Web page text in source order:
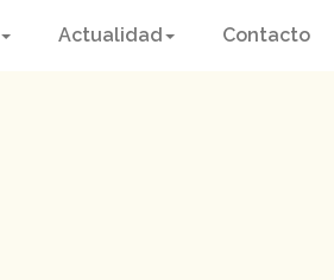
Actualidad Contacto